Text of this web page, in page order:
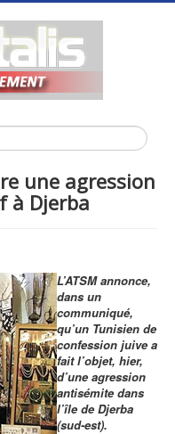
une agression
à Djerba
L’ATSM annonce,
dans un
communiqué,
qu’un Tunisien de
confession juive a
fait l’objet, hier,
d’une agression
antisémite dans
l’île de Djerba
(sud-est).